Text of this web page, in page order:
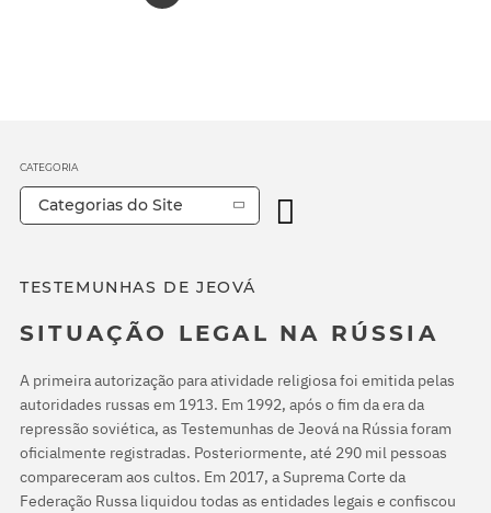
TESTEMUNHAS DE JEOVÁ
SITUAÇÃO LEGAL NA RÚSSIA
A primeira autorização para atividade religiosa foi emitida pelas
autoridades russas em 1913. Em 1992, após o fim da era da
repressão soviética, as Testemunhas de Jeová na Rússia foram
oficialmente registradas. Posteriormente, até 290 mil pessoas
compareceram aos cultos. Em 2017, a Suprema Corte da
Federação Russa liquidou todas as entidades legais e confiscou
CATEGORIA
Categorias do Site